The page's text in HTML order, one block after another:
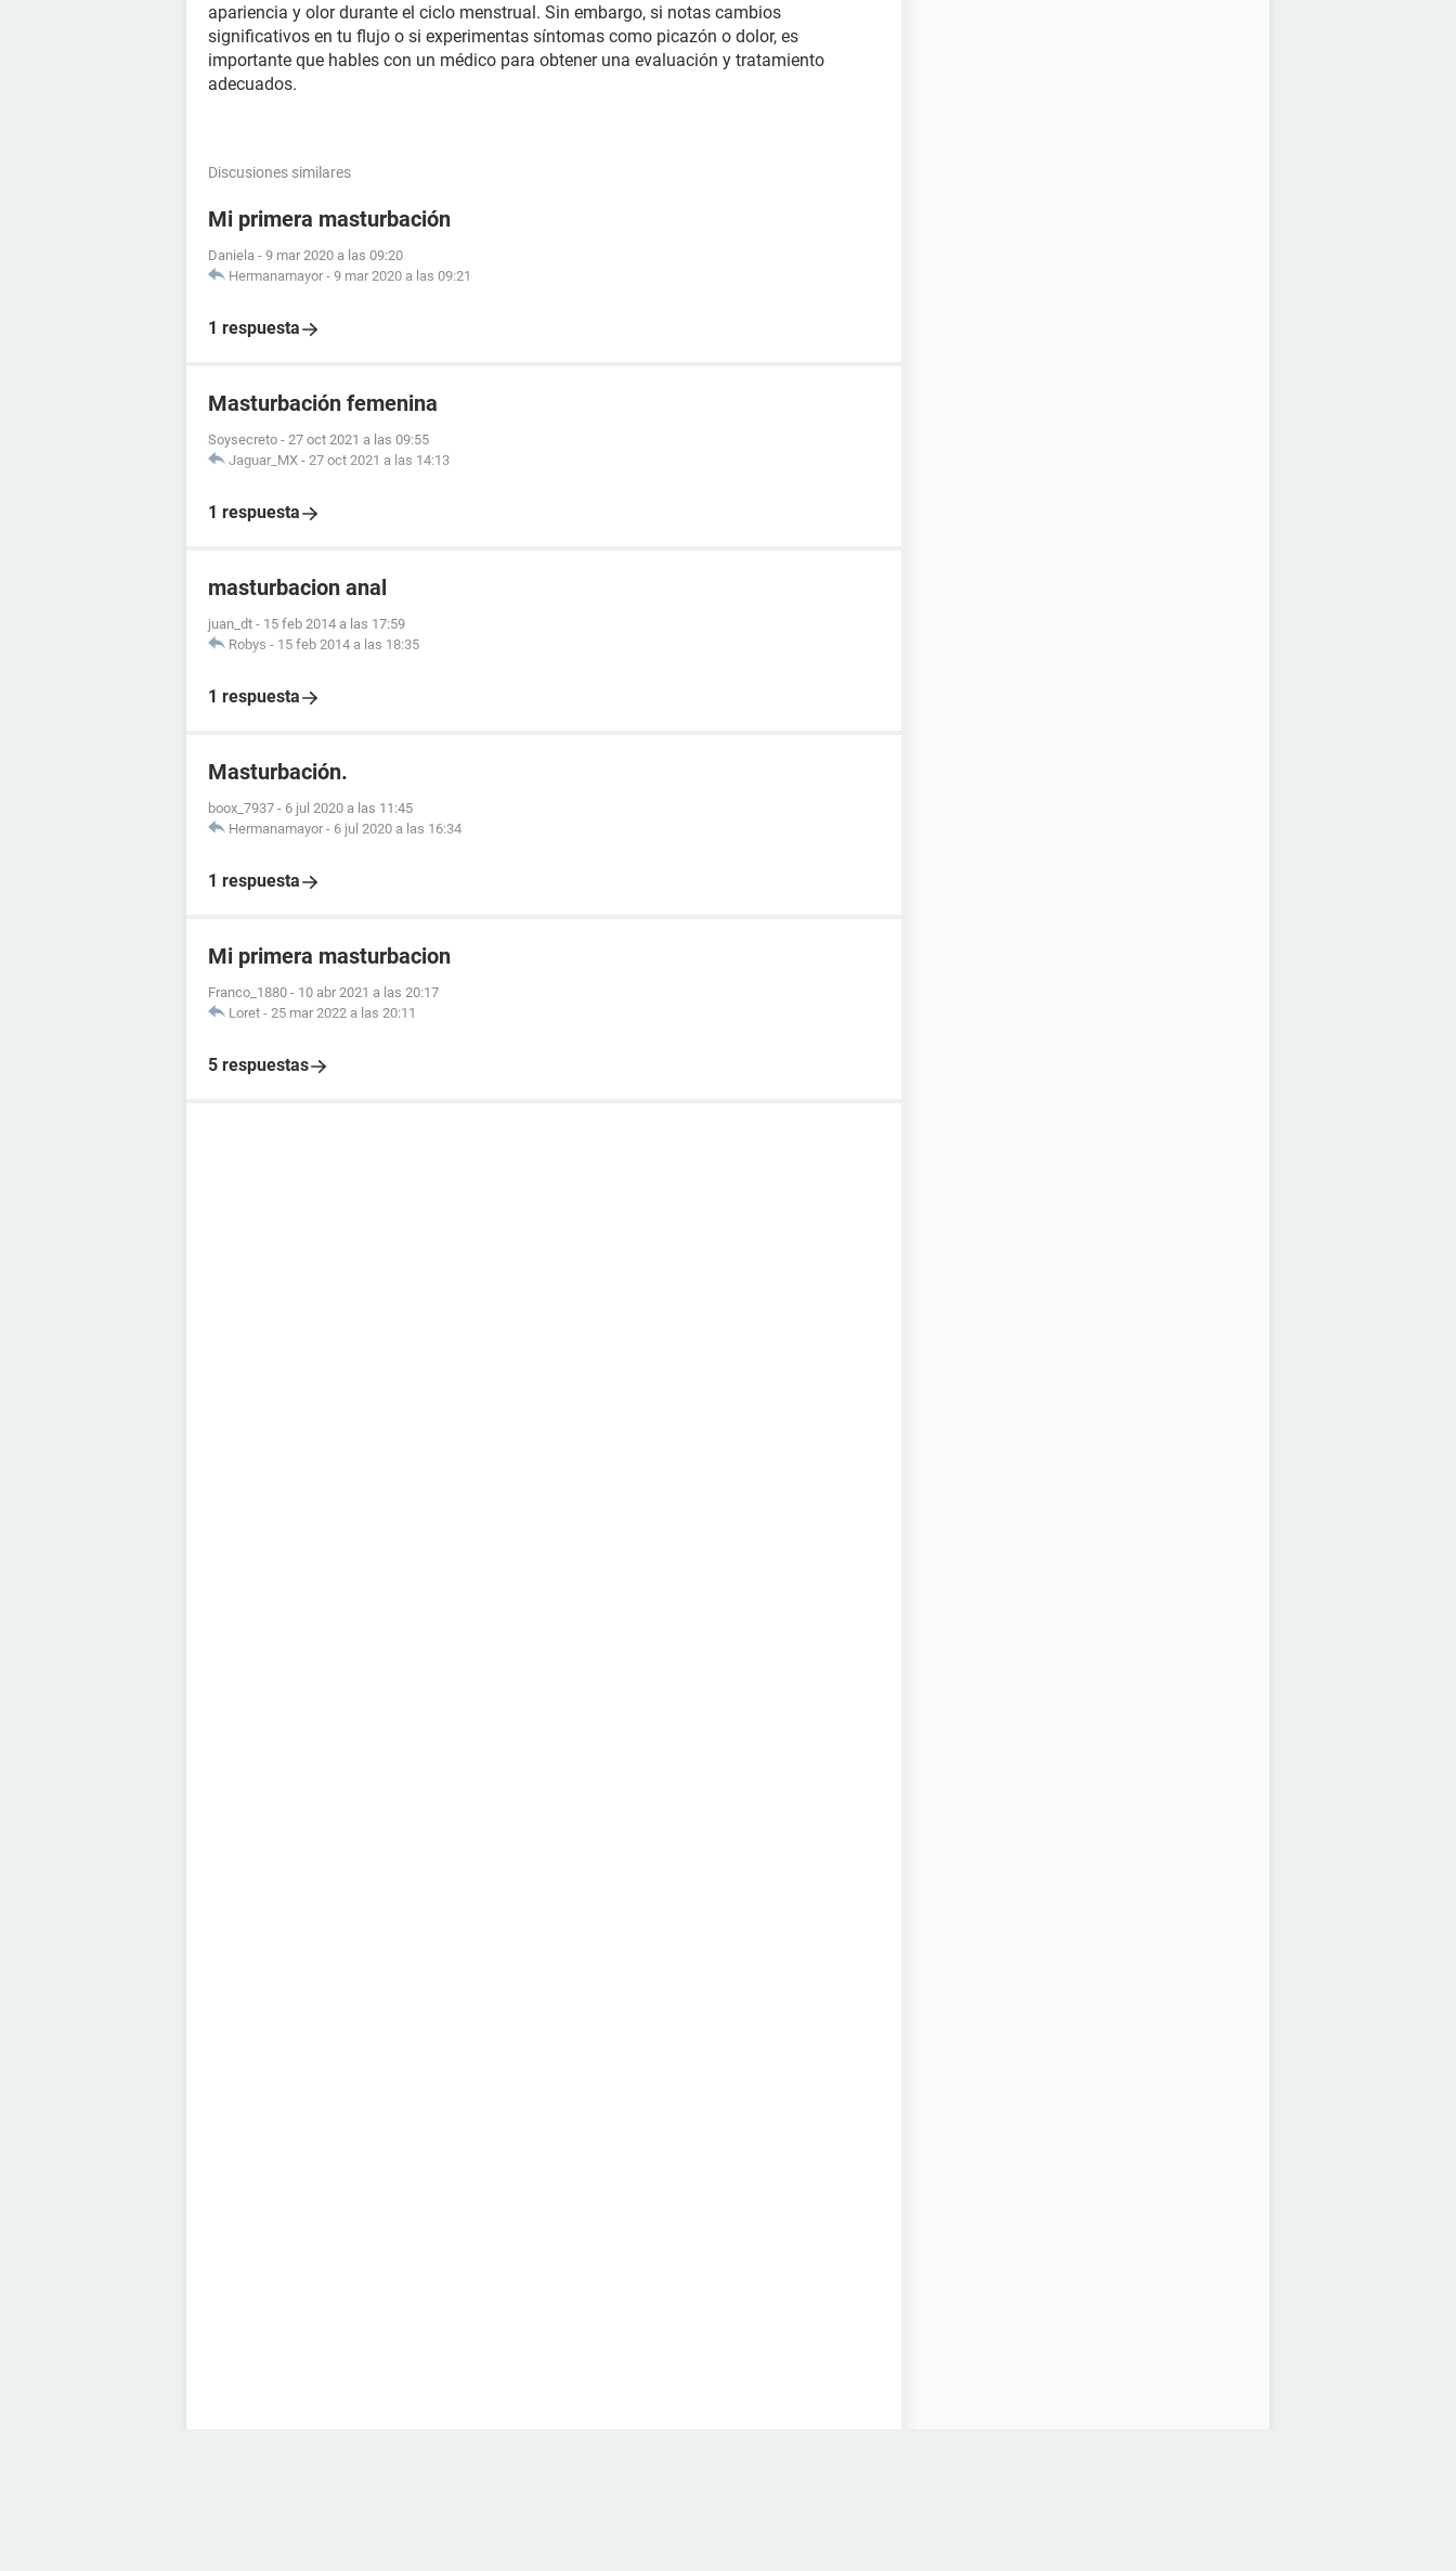
apariencia y olor durante el ciclo menstrual. Sin embargo, si notas cambios
significativos en tu flujo o si experimentas síntomas como picazón o dolor, es
importante que hables con un médico para obtener una evaluación y tratamiento
adecuados.
Discusiones similares
Mi primera masturbación
Daniela - 9 mar 2020 a las 09:20
Hermanamayor - 9 mar 2020 a las 09:21
1 respuesta
Masturbación femenina
Soysecreto - 27 oct 2021 a las 09:55
Jaguar_MX - 27 oct 2021 a las 14:13
1 respuesta
masturbacion anal
juan_dt - 15 feb 2014 a las 17:59
Robys - 15 feb 2014 a las 18:35
1 respuesta
Masturbación.
boox_7937 - 6 jul 2020 a las 11:45
Hermanamayor - 6 jul 2020 a las 16:34
1 respuesta
Mi primera masturbacion
Franco_1880 - 10 abr 2021 a las 20:17
Loret - 25 mar 2022 a las 20:11
5 respuestas